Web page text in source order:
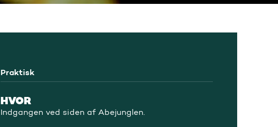
Praktisk
HVOR
Indgangen ved siden af Abejunglen.